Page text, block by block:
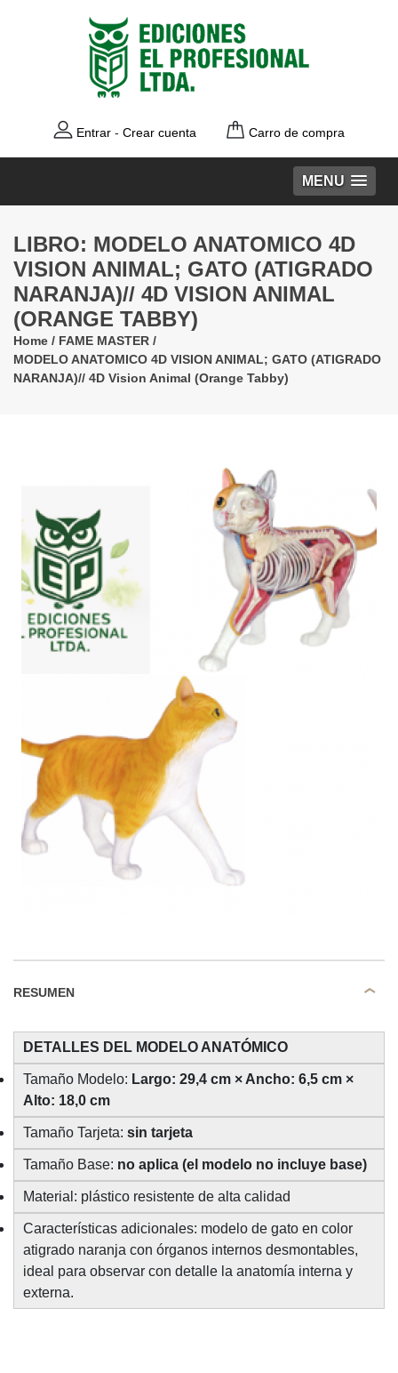
Entrar - Crear cuenta Carro de compra
MENU
LIBRO: MODELO ANATOMICO 4D
VISION ANIMAL; GATO (ATIGRADO
NARANJA)// 4D VISION ANIMAL
(ORANGE TABBY)
Home / FAME MASTER /
MODELO ANATOMICO 4D VISION ANIMAL; GATO (ATIGRADO
NARANJA)// 4D Vision Animal (Orange Tabby)
RESUMEN
DETALLES DEL MODELO ANATÓMICO
Tamaño Modelo: Largo: 29,4 cm × Ancho: 6,5 cm ×
Alto: 18,0 cm
Tamaño Tarjeta: sin tarjeta
Tamaño Base: no aplica (el modelo no incluye base)
Material: plástico resistente de alta calidad
Características adicionales: modelo de gato en color
atigrado naranja con órganos internos desmontables,
ideal para observar con detalle la anatomía interna y
externa.